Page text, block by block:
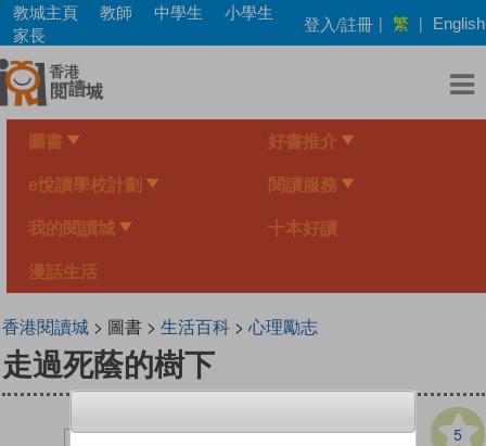
Skip
main
content
教城主頁 教師 中學生
小學生
家長
登入/註冊 | 繁 | English
圖書 好書推介
e悅讀學校計劃 閱讀服務
我的閱讀城 十本好讀
漫話生活
香港閱讀城> 圖書 > 生活百科> 心理勵志
走過死蔭的樹下
5